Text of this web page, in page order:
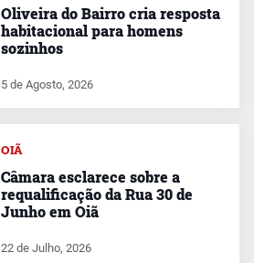
Oliveira do Bairro cria resposta
habitacional para homens
sozinhos
5 de Agosto, 2026
OIÃ
Câmara esclarece sobre a
requalificação da Rua 30 de
Junho em Oiã
22 de Julho, 2026